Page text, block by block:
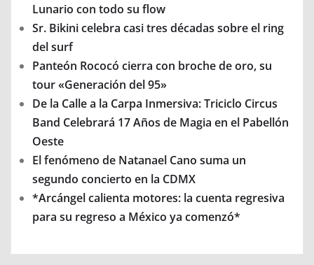
Lunario con todo su flow
Sr. Bikini celebra casi tres décadas sobre el ring
del surf
Panteón Rococó cierra con broche de oro, su
tour «Generación del 95»
De la Calle a la Carpa Inmersiva: Triciclo Circus
Band Celebrará 17 Años de Magia en el Pabellón
Oeste
El fenómeno de Natanael Cano suma un
segundo concierto en la CDMX
*Arcángel calienta motores: la cuenta regresiva
para su regreso a México ya comenzó*